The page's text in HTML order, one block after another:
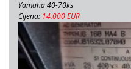
Yamaha 40-70ks
Cijena: 14.000 EUR